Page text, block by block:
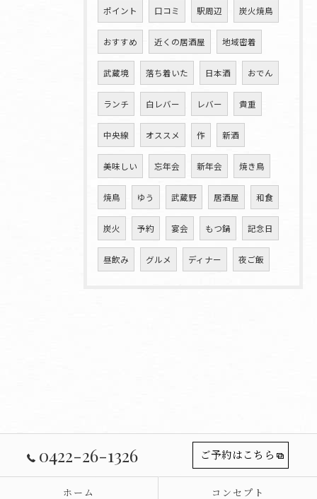
ポイント 口コミ 駅周辺 炭火焼鳥
おすすめ 近くの居酒屋 地域密着
武蔵境 落ち着いた 日本酒 おでん
ランチ 白レバー レバー 貴重
中央線 オススメ 作 新酒
美味しい 忘年会 新年会 焼き鳥
焼鳥 ゆう 武蔵野 居酒屋 和食
炭火 予約 宴会 もつ鍋 記念日
昼飲み グルメ ディナー 夜ご飯
0422-26-1326 ご予約はこちら
ホーム コンセプト